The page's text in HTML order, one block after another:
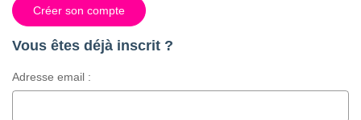
Créer son compte
Vous êtes déjà inscrit ?
Adresse email :